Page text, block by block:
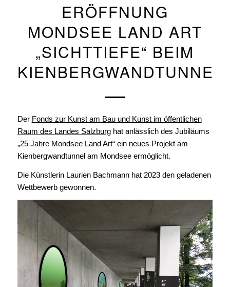
ERÖFFNUNG
MONDSEE LAND ART
„SICHTTIEFE“ BEIM
KIENBERGWANDTUNNEL
Der Fonds zur Kunst am Bau und Kunst im öffentlichen
Raum des Landes Salzburghat anlässlich des Jubiläums
„25 Jahre Mondsee Land Art“ ein neues Projekt am
Kienbergwandtunnel am Mondsee ermöglicht.
Die Künstlerin Laurien Bachmann hat 2023 den geladenen
Wettbewerb gewonnen.